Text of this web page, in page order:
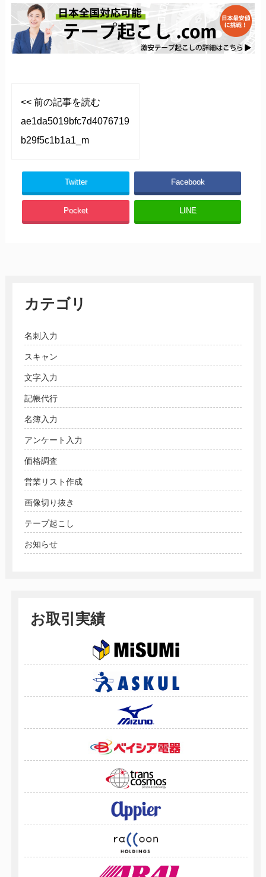
<< 前の記事を読む
ae1da5019bfc7d4076719
b29f5c1b1a1_m
Twitter Facebook
Pocket LINE
カテゴリ
名刺入力
スキャン
文字入力
記帳代行
名簿入力
アンケート入力
価格調査
営業リスト作成
画像切り抜き
テープ起こし
お知らせ
お取引実績